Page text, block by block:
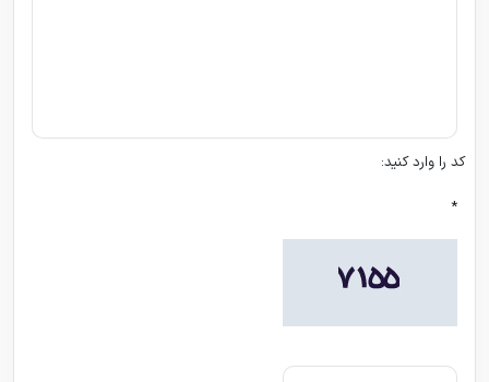
کد را وارد کنید:
*